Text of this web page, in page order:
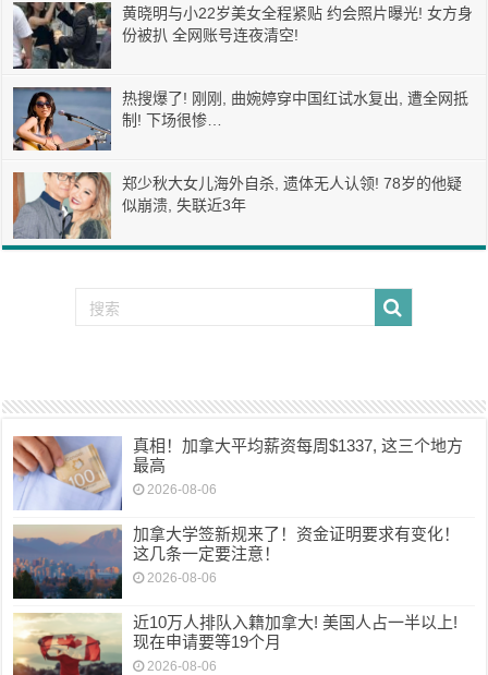
黄晓明与小22岁美女全程紧贴 约会照片曝光! 女方身
份被扒 全网账号连夜清空!
热搜爆了! 刚刚, 曲婉婷穿中国红试水复出, 遭全网抵
制! 下场很惨…
郑少秋大女儿海外自杀, 遗体无人认领! 78岁的他疑
似崩溃, 失联近3年
真相！加拿大平均薪资每周$1337, 这三个地方
最高
2026-08-06
加拿大学签新规来了！资金证明要求有变化！
这几条一定要注意！
2026-08-06
近10万人排队入籍加拿大! 美国人占一半以上!
现在申请要等19个月
2026-08-06